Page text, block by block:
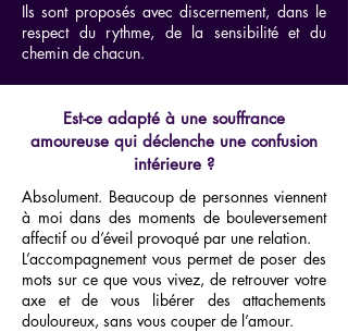
Ils sont proposés avec discernement, dans le
respect du rythme, de la sensibilité et du
chemin de chacun.
Est-ce adapté à une souffrance
amoureuse qui déclenche une confusion
intérieure ?
Absolument. Beaucoup de personnes viennent
à moi dans des moments de bouleversement
affectif ou d’éveil provoqué par une relation.
L’accompagnement vous permet de poser des
mots sur ce que vous vivez, de retrouver votre
axe et de vous libérer des attachements
douloureux, sans vous couper de l’amour.